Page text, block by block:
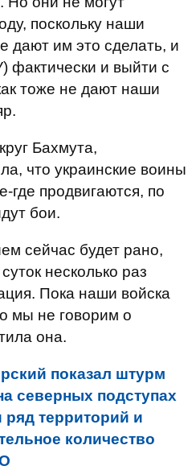
поскольку наши
дают им это сделать, и
фактически и выйти с
тоже не дают наши
Бахмута,
что украинские воины
где продвигаются, по
бои.
сейчас будет рано,
несколько раз
Пока наши войска
мы не говорим о
она.
показал штурм
северных подступах
территорий и
количество